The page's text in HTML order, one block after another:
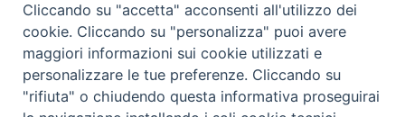
Copyright ©SSSBS
Preferenze Cookie
Cliccando su "accetta" acconsenti all'utilizzo dei
cookie. Cliccando su "personalizza" puoi avere
maggiori informazioni sui cookie utilizzati e
personalizzare le tue preferenze. Cliccando su
"rifiuta" o chiudendo questa informativa proseguirai